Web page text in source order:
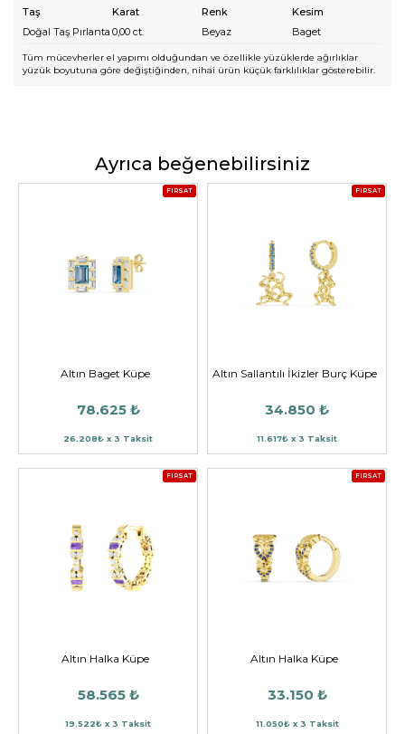
Taş Karat Renk
Kesim
Doğal Taş Pırlanta 0,00 ct. Beyaz Baget
Tüm mücevherler el yapımı olduğundan ve özellikle yüzüklerde ağırlıklar
yüzük boyutuna göre değiştiğinden, nihai ürün küçük farklılıklar gösterebilir.
Ayrıca beğenebilirsiniz
FIRSAT
Altın Baget Küpe
78.625 ₺
26.208₺ x 3 Taksit
FIRSAT
Altın Sallantılı İkizler Burç Küpe
34.850 ₺
11.617₺ x 3 Taksit
FIRSAT
Altın Halka Küpe
58.565 ₺
19.522₺ x 3 Taksit
FIRSAT
Altın Halka Küpe
33.150 ₺
11.050₺ x 3 Taksit